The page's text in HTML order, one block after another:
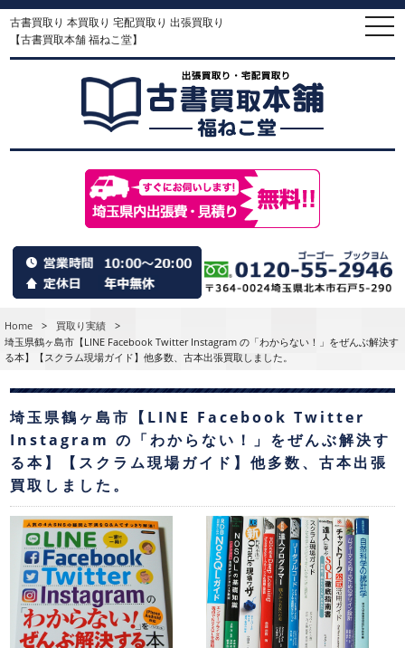
古書買取り 本買取り 宅配買取り 出張買取り
【古書買取本舗 福ねこ堂】
Home > 買取り実績
>
埼玉県鶴ヶ島市【LINE Facebook Twitter Instagram の「わからない！」をぜんぶ解決す
る本】【スクラム現場ガイド】他多数、古本出張買取しました。
埼玉県鶴ヶ島市【LINE Facebook Twitter
Instagram の「わからない！」をぜんぶ解決す
る本】【スクラム現場ガイド】他多数、古本出張
買取しました。